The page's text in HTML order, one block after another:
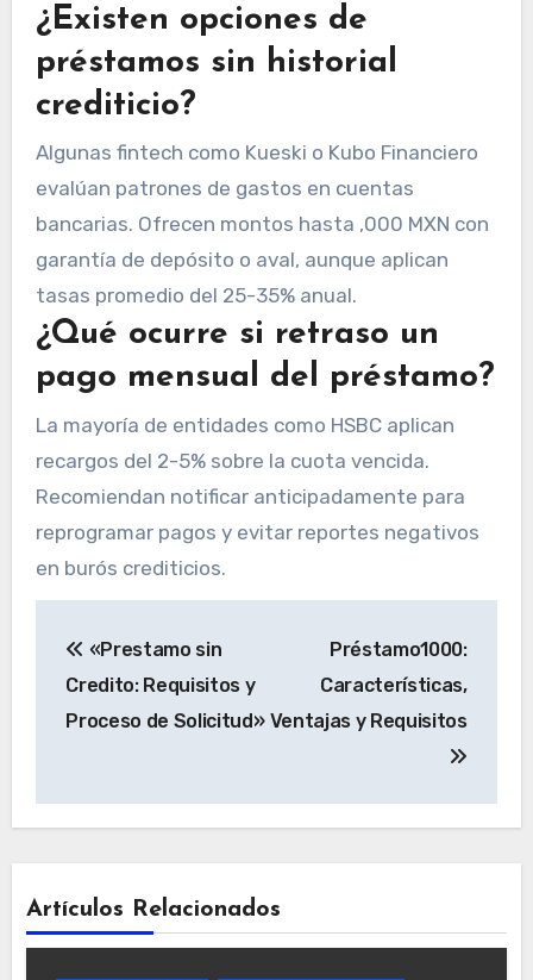
¿Existen opciones de
préstamos sin historial
crediticio?
Algunas fintech como Kueski o Kubo Financiero
evalúan patrones de gastos en cuentas
bancarias. Ofrecen montos hasta ,000 MXN con
garantía de depósito o aval, aunque aplican
tasas promedio del 25-35% anual.
¿Qué ocurre si retraso un
pago mensual del préstamo?
La mayoría de entidades como HSBC aplican
recargos del 2-5% sobre la cuota vencida.
Recomiendan notificar anticipadamente para
reprogramar pagos y evitar reportes negativos
en burós crediticios.
de
entradas
«Prestamo sin
Credito: Requisitos y
Proceso de Solicitud»
Préstamo1000:
Características,
Ventajas y Requisitos
Artículos Relacionados